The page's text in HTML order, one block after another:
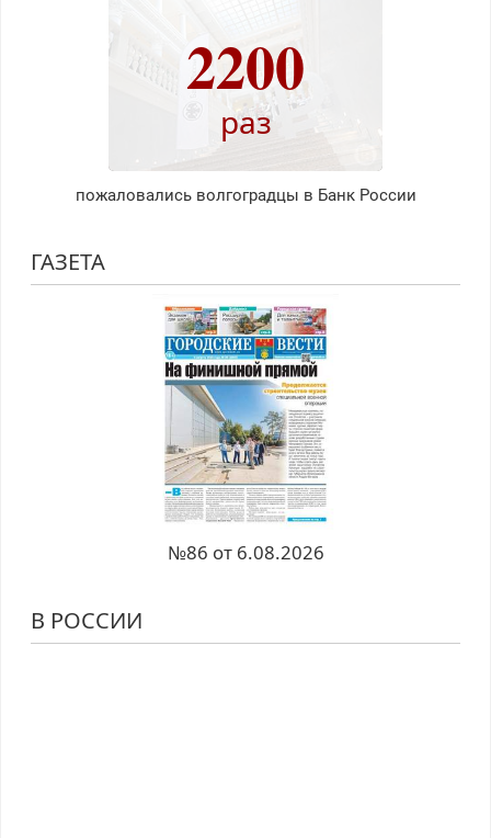
2200
раз
пожаловались волгоградцы в Банк России
ГАЗЕТА
№86 от 6.08.2026
В РОССИИ